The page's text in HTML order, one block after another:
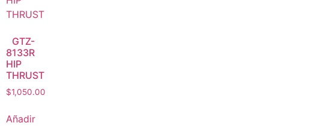
GTZ-
8133R
HIP
THRUST
$1,050.00
Añadir